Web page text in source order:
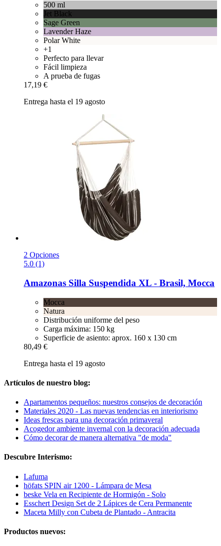
500 ml
Jet Black
Sage Green
Lavender Haze
Polar White
+1
Perfecto para llevar
Fácil limpieza
A prueba de fugas
17,19 €
Entrega hasta el 19 agosto
2 Opciones
5.0 (1)
Amazonas Silla Suspendida XL -​ Brasil, Mocca
Mocca
Natura
Distribución uniforme del peso
Carga máxima: 150 kg
Superficie de asiento: aprox. 160 x 130 cm
80,49 €
Entrega hasta el 19 agosto
Artículos de nuestro blog:
Apartamentos pequeños: nuestros consejos de decoración
Materiales 2020 - Las nuevas tendencias en interiorismo
Ideas frescas para una decoración primaveral
Acogedor ambiente invernal con la decoración adecuada
Cómo decorar de manera alternativa "de moda"
Descubre Interismo:
Lafuma
höfats SPIN air 1200 - Lámpara de Mesa
beske Vela en Recipiente de Hormigón - Solo
Esschert Design Set de 2 Lápices de Cera Permanente
Maceta Milly con Cubeta de Plantado - Antracita
Productos nuevos: